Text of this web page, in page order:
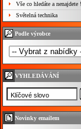
Vše co hledáte a nenajdete !
Světelná technika
Podle výrobce
VYHLEDÁVÁNÍ
Novinky emailem